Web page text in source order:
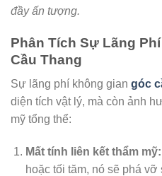
đầy ấn tượng.
Phân Tích Sự Lãng
Cầu Thang
Sự lãng phí không gian góc
diện tích vật lý, mà còn ảnh
mỹ tổng thể:
Mất tính liên kết thẩm mỹ:
hoặc tối tăm, nó sẽ phá